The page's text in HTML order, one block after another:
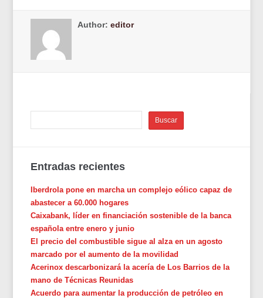
Author:editor
Entradas recientes
Iberdrola pone en marcha un complejo eólico capaz de
abastecer a 60.000 hogares
Caixabank, líder en financiación sostenible de la banca
española entre enero y junio
El precio del combustible sigue al alza en un agosto
marcado por el aumento de la movilidad
Acerinox descarbonizará la acería de Los Barrios de la
mano de Técnicas Reunidas
Acuerdo para aumentar la producción de petróleo en